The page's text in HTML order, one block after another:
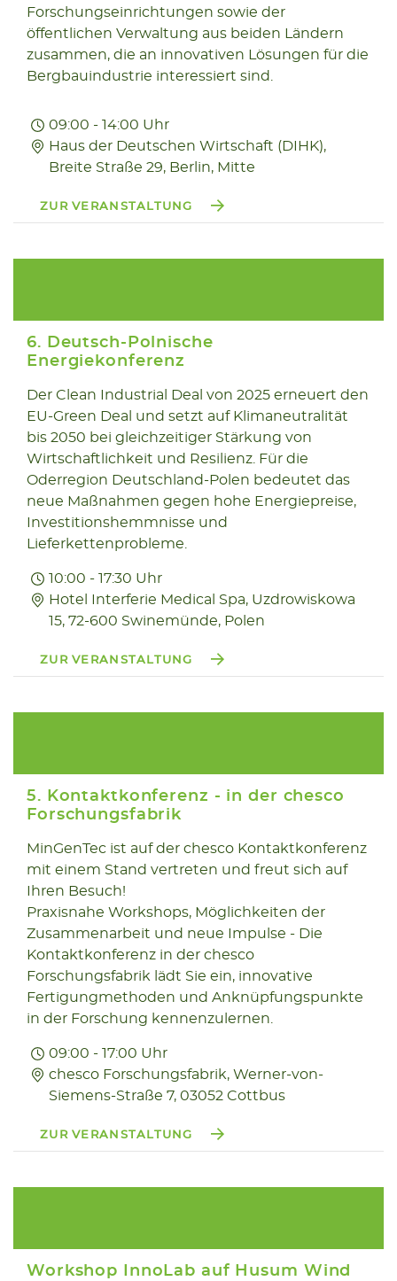
Forschungseinrichtungen sowie der
öffentlichen Verwaltung aus beiden Ländern
zusammen, die an innovativen Lösungen für die
Bergbauindustrie interessiert sind.
09:00 - 14:00 Uhr
Haus der Deutschen Wirtschaft (DIHK),
Breite Straße 29, Berlin, Mitte
ZUR VERANSTALTUNG
09.10
2025
6. Deutsch-Polnische
Energiekonferenz
Der Clean Industrial Deal von 2025 erneuert den
EU-Green Deal und setzt auf Klimaneutralität
bis 2050 bei gleichzeitiger Stärkung von
Wirtschaftlichkeit und Resilienz. Für die
Oderregion Deutschland-Polen bedeutet das
neue Maßnahmen gegen hohe Energiepreise,
Investitionshemmnisse und
Lieferkettenprobleme.
10:00 - 17:30 Uhr
Hotel Interferie Medical Spa, Uzdrowiskowa
15, 72-600 Swinemünde, Polen
ZUR VERANSTALTUNG
01.10
5. Kontaktkonferenz - in der chesco
Forschungsfabrik
MinGenTec ist auf der chesco Kontaktkonferenz
mit einem Stand vertreten und freut sich auf
Ihren Besuch!
Praxisnahe Workshops, Möglichkeiten der
Zusammenarbeit und neue Impulse - Die
Kontaktkonferenz in der chesco
Forschungsfabrik lädt Sie ein, innovative
Fertigungmethoden und Anknüpfungspunkte
in der Forschung kennenzulernen.
09:00 - 17:00 Uhr
chesco Forschungsfabrik, Werner-von-
Siemens-Straße 7, 03052 Cottbus
ZUR VERANSTALTUNG
Workshop InnoLab auf Husum Wind